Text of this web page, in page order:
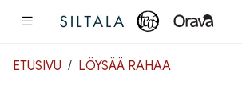
ETUSIVU LÖYSÄÄ RAHAA